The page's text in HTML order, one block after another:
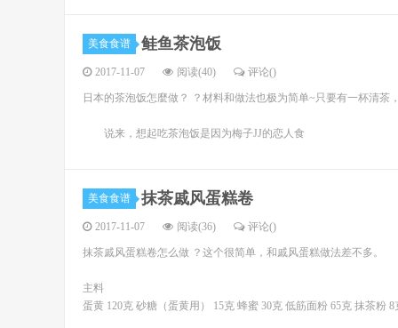
美食食谱 鲑鱼茶泡饭
2017-11-07 阅读(40) 评论()
日本的茶泡饭怎麼做？ ？材料和做法也极为简单~只要有一杯清
说来，想起吃茶泡饭是因为梅子JJ的恋人食
美食食谱 抹茶戚风蛋糕卷
2017-11-07 阅读(36) 评论()
抹茶戚风蛋糕卷怎么做 ？这个很简单，和戚风蛋糕做法差不多。
主料
蛋黄 120克 砂糖（蛋黄用） 15克 蜂蜜 30克 低筋面粉 65克 抹茶粉